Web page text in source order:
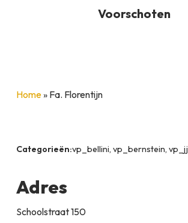
Voorschoten
Home» Fa. Florentijn
Categorieën:vp_bellini, vp_bernstein, vp_jj
Adres
Schoolstraat 150